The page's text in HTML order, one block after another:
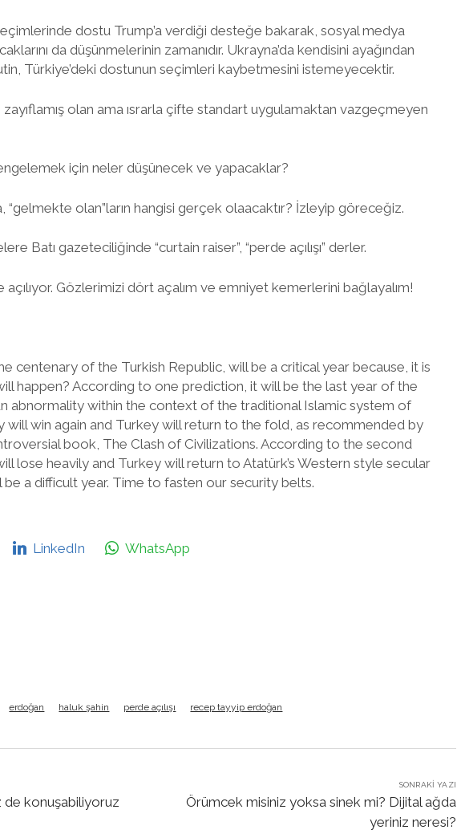
dostu Trump’a verdiği desteğe bakarak, sosyal medya
da düşünmelerinin zamanıdır. Ukrayna’da kendisini ayağından
Türkiye’deki dostunun seçimleri kaybetmesini istemeyecektir.
olan ama ısrarla çifte standart uygulamaktan vazgeçmeyen
için neler düşünecek ve yapacaklar?
“gelmekte olan”ların hangisi gerçek olaacaktır? İzleyip göreceğiz.
Batı gazeteciliğinde “curtain raiser”, “perde açılışı” derler.
açılıyor. Gözlerimizi dört açalım ve emniyet kemerlerini bağlayalım!
centenary of the Turkish Republic, will be a critical year because, it is
happen? According to one prediction, it will be the last year of the
abnormality within the context of the traditional Islamic system of
will win again and Turkey will return to the fold, as recommended by
book, The Clash of Civilizations. According to the second
lose heavily and Turkey will return to Atatürk’s Western style secular
a difficult year. Time to fasten our security belts.
LinkedIn WhatsApp
erdoğan haluk şahin perde açılışı recep tayyip erdoğan
de konuşabiliyoruz
SONRAKI YAZI
Örümcek misiniz yoksa sinek mi? Dijital ağda
yeriniz neresi?